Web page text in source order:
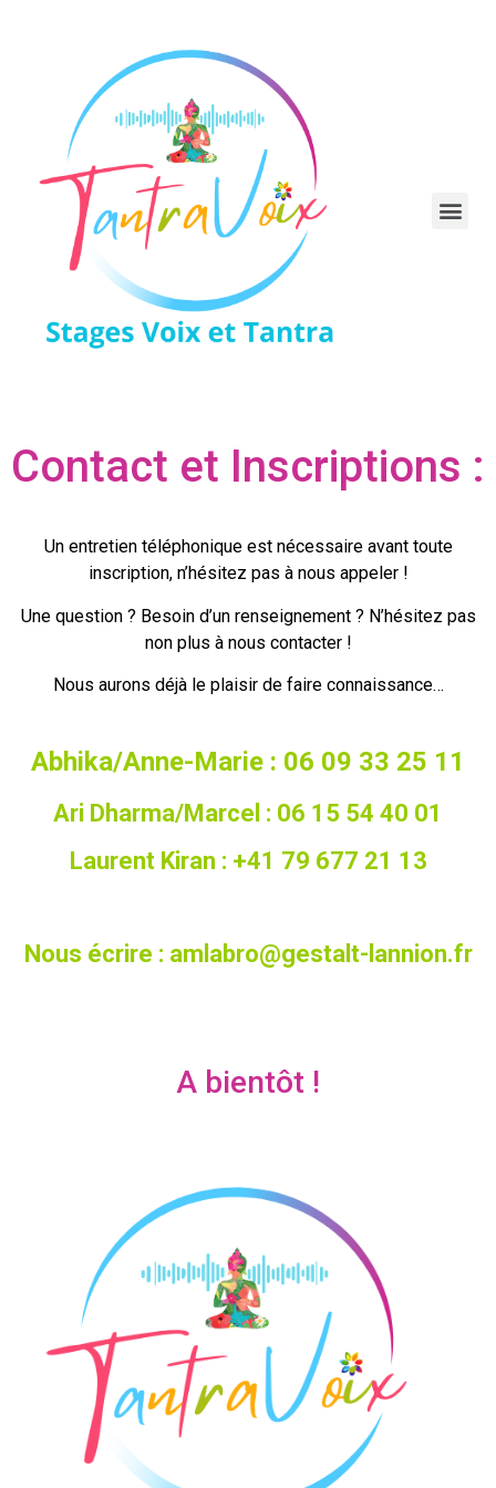
Contact et Inscriptions :
Un entretien téléphonique est nécessaire avant toute
inscription, n’hésitez pas à nous appeler !
Une question ? Besoin d’un renseignement ? N’hésitez pas
non plus à nous contacter !
Nous aurons déjà le plaisir de faire connaissance…
Abhika/Anne-Marie : 06 09 33 25 11
Ari Dharma/Marcel : 06 15 54 40 01
Laurent Kiran : +41 79 677 21 13
Nous écrire : amlabro@gestalt-lannion.fr
A bientôt !